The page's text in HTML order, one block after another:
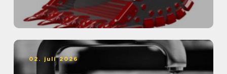
02. juli 2026